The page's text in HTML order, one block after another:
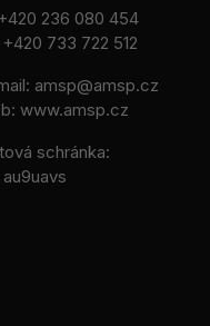
+420 236 080 454
+420 733 722 512
amsp@amsp.cz
www.amsp.cz
schránka:
au9uavs